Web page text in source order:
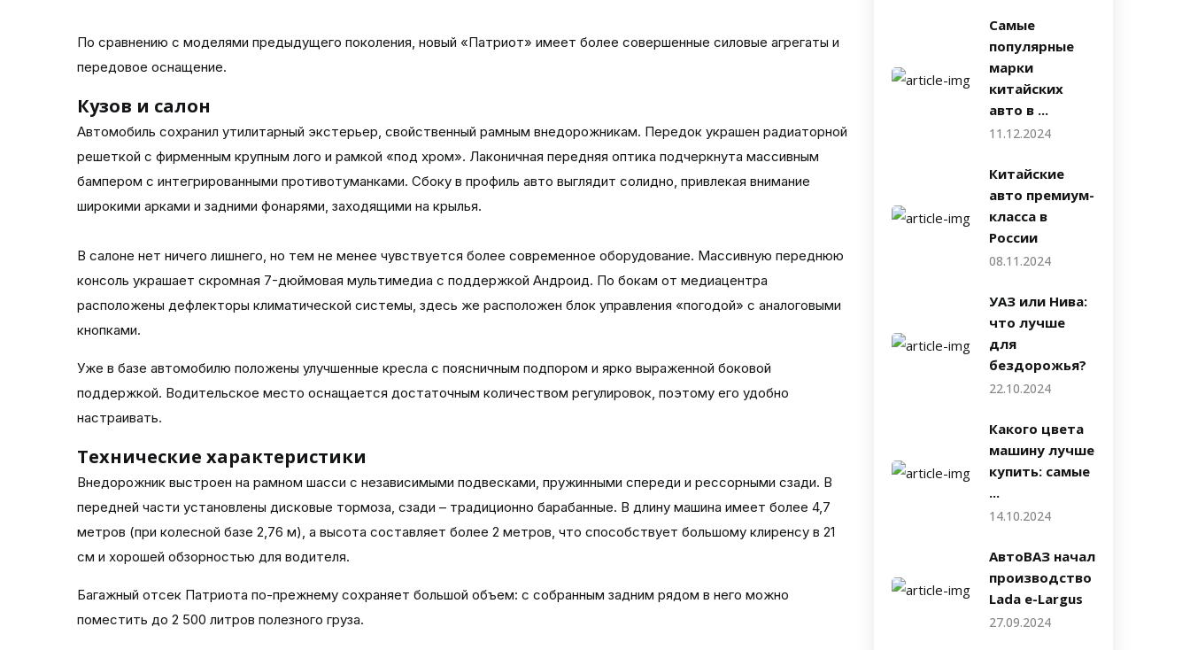
По сравнению с моделями предыдущего поколения, новый «Патриот» имеет более совершенные силовые агрегаты и
передовое оснащение.
Кузов и салон
Автомобиль сохранил утилитарный экстерьер, свойственный рамным внедорожникам. Передок украшен радиаторной
решеткой с фирменным крупным лого и рамкой «под хром». Лаконичная передняя оптика подчеркнута массивным
бампером с интегрированными противотуманками. Сбоку в профиль авто выглядит солидно, привлекая внимание
широкими арками и задними фонарями, заходящими на крылья.
В салоне нет ничего лишнего, но тем не менее чувствуется более современное оборудование. Массивную переднюю
консоль украшает скромная 7-дюймовая мультимедиа с поддержкой Андроид. По бокам от медиацентра
расположены дефлекторы климатической системы, здесь же расположен блок управления «погодой» с аналоговыми
кнопками.
Уже в базе автомобилю положены улучшенные кресла с поясничным подпором и ярко выраженной боковой
поддержкой. Водительское место оснащается достаточным количеством регулировок, поэтому его удобно
настраивать.
Технические характеристики
Внедорожник выстроен на рамном шасси с независимыми подвесками, пружинными спереди и рессорными сзади. В
передней части установлены дисковые тормоза, сзади – традиционно барабанные. В длину машина имеет более 4,7
метров (при колесной базе 2,76 м), а высота составляет более 2 метров, что способствует большому клиренсу в 21
см и хорошей обзорностью для водителя.
Багажный отсек Патриота по-прежнему сохраняет большой объем: с собранным задним рядом в него можно
поместить до 2 500 литров полезного груза.
Самые
популярные
марки
китайских
авто в ...
11.12.2024
Китайские
авто премиум-
класса в
России
08.11.2024
УАЗ или Нива:
что лучше
для
бездорожья?
22.10.2024
Какого цвета
машину лучше
купить: самые
...
14.10.2024
АвтоВАЗ начал
производство
Lada e-Largus
27.09.2024